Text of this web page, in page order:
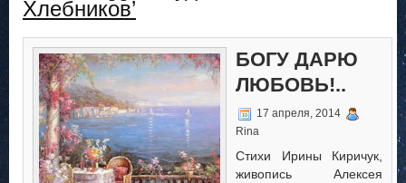
Хлебников’
БОГУ ДАРЮ
ЛЮБОВЬ!..
17 апреля, 2014
Rina
Стихи Ирины Киричук,
живопись Алексея